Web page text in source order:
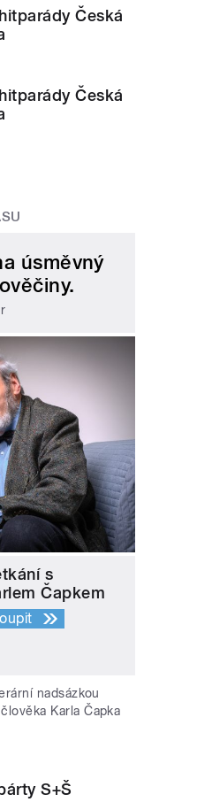
Česká
Česká
úsměvný
s
Čapkem
nadsázkou
Karla Čapka
S+Š